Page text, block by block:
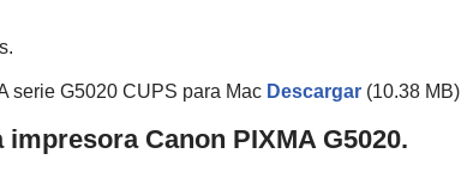
serie G5020 CUPS para Mac Descargar (10.38 MB)
Canon PIXMA G5020.